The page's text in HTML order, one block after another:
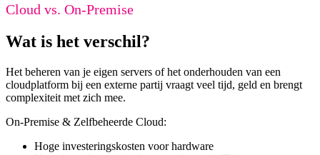
Cloud vs. On-Premise
Wat is het verschil?
Het beheren van je eigen servers of het onderhouden van een
cloudplatform bij een externe partij vraagt veel tijd, geld en brengt
complexiteit met zich mee.
On-Premise & Zelfbeheerde Cloud:
Hoge investeringskosten voor hardware